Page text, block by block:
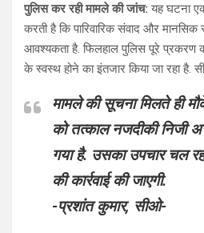
पुलिस कर रही मामले की जांच: यह घटना
करती है कि पारिवारिक संवाद और
आवश्यकता है. फिलहाल पुलिस पूरे प्रकरण
के स्वस्थ होने का इंतजार किया जा रहा है.
मामले की सूचना मिलते ही
को तत्काल नजदीकी निजी
गया है. उसका उपचार चल
की कार्रवाई की जाएगी.
-प्रशांत कुमार, सीओ-